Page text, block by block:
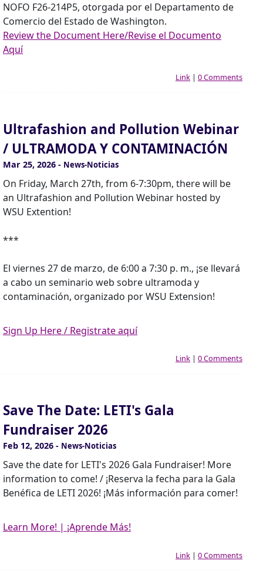
NOFO F26-214P5, otorgada por el Departamento de
Comercio del Estado de Washington.
Review the Document Here/Revise el Documento
Aquí
Link | 0 Comments
Ultrafashion and Pollution Webinar
/ ULTRAMODA Y CONTAMINACIÓN
Mar 25, 2026 - News-Noticias
On Friday, March 27th, from 6-7:30pm, there will be
an Ultrafashion and Pollution Webinar hosted by
WSU Extention!
***
El viernes 27 de marzo, de 6:00 a 7:30 p. m., ¡se llevará
a cabo un seminario web sobre ultramoda y
contaminación, organizado por WSU Extension!
Sign Up Here / Registrate aquí
Link | 0 Comments
Save The Date: LETI's Gala
Fundraiser 2026
Feb 12, 2026 - News-Noticias
Save the date for LETI's 2026 Gala Fundraiser! More
information to come! / ¡Reserva la fecha para la Gala
Benéfica de LETI 2026! ¡Más información para comer!
Learn More! | ¡Aprende Más!
Link | 0 Comments